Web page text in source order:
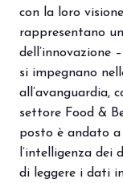
con la loro
rappresentano
dell’innovazione
si impegnano
all’avanguardia,
settore Food &
posto è andato a
l’intelligenza
di leggere i dati